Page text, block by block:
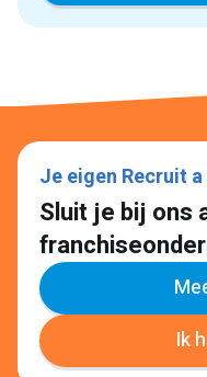
Je eigen Recruit
Sluit je bij ons
Ik